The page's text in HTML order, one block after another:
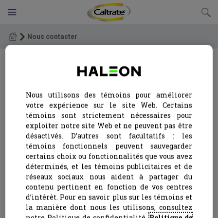
Canada (FR)
Caltrate avec vitamine D3
Caltrate SELECT
Gelées Caltrate
Carrés à mâcher Caltrate
Caltrate PLUS à croquer
Nous contacter
Nous contacter
Nous sommes là pour vous.
Comment souhaitez-vous être contacté ?
Envoyez un courriel à
mystory.ca@haleon.com
Nous nous engageons à vous répondre
dans les plus brefs délais et au plus
tard dans les 48 h. Nous n’utiliserons
pas votre adresse courriel pour toute
autre raison. Vous recevrez un courriel
Nous utilisons des témoins pour améliorer
votre expérience sur le site Web. Certains
témoins sont strictement nécessaires pour
exploiter notre site Web et ne peuvent pas être
désactivés. D’autres sont facultatifs : les
témoins fonctionnels peuvent sauvegarder
certains choix ou fonctionnalités que vous avez
déterminés, et les témoins publicitaires et de
réseaux sociaux nous aident à partager du
contenu pertinent en fonction de vos centres
d’intérêt. Pour en savoir plus sur les témoins et
la manière dont nous les utilisons, consultez